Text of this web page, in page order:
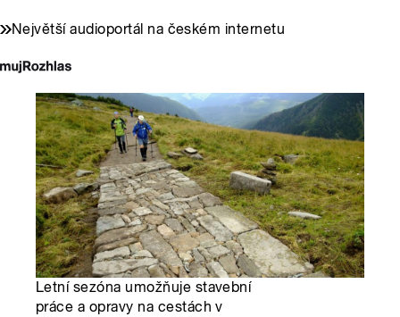
Největší audioportál na českém internetu
Letní sezóna umožňuje stavební
práce a opravy na cestách v